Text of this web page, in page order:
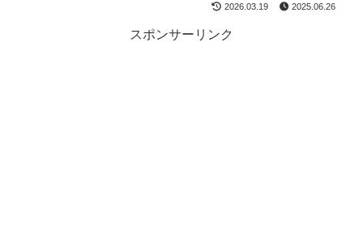
2026.03.19 2025.06.26
スポンサーリンク